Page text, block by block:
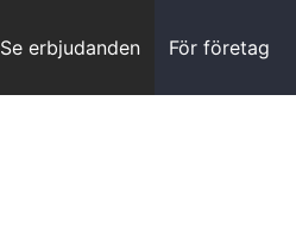
Se erbjudanden För företag